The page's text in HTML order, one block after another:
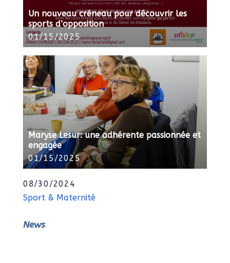
Un nouveau créneau pour découvrir les
sports d’opposition
01/15/2025
Maryse Lesur: une adhérente passionnée et
engagée
01/15/2025
08/30/2024
Sport & Maternité
News